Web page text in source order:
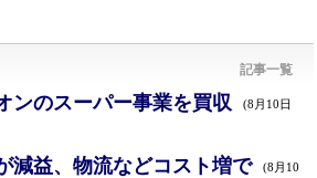
記事一覧
ンのスーパー事業を買収 (8月10日
減益、物流などコスト増で
(8月10